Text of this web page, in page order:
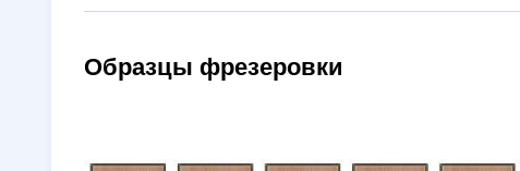
Образцы фрезеровки